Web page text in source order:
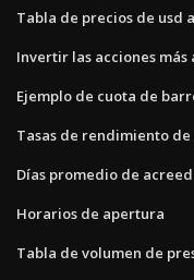
Tabla de precios de usd
Invertir las acciones
Ejemplo de cuota de
Tasas de rendimiento
Días promedio de
Horarios de apertura
Tabla de volumen de